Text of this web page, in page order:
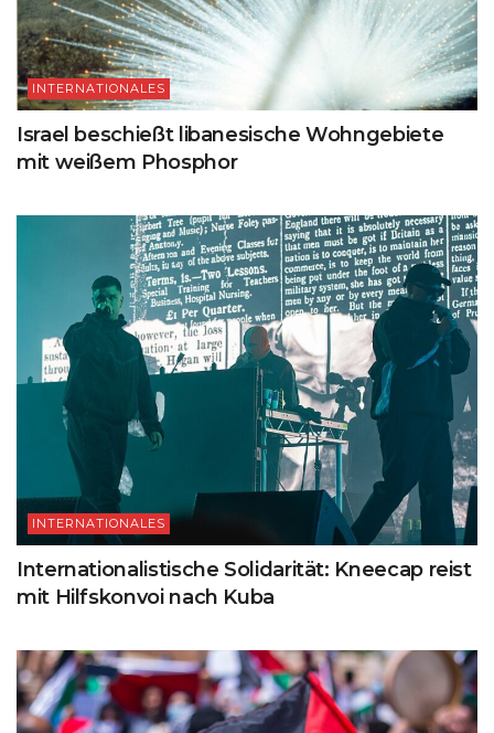
INTERNATIONALES
Israel beschießt libanesische Wohngebiete
mit weißem Phosphor
INTERNATIONALES
Internationalistische Solidarität: Kneecap reist
mit Hilfskonvoi nach Kuba